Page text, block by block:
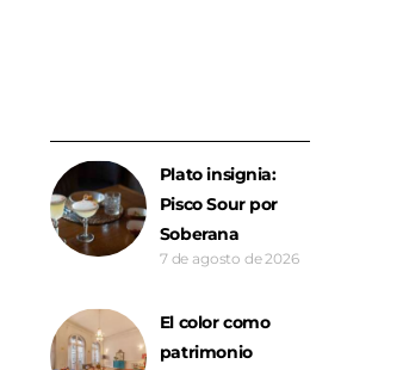
Plato insignia:
Pisco Sour por
Soberana
7 de agosto de 2026
El color como
patrimonio